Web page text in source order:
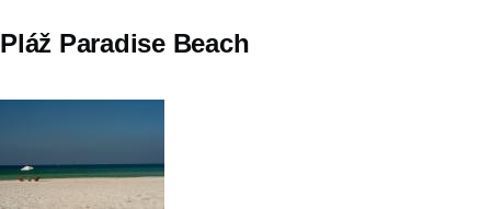
Pláž Paradise Beach